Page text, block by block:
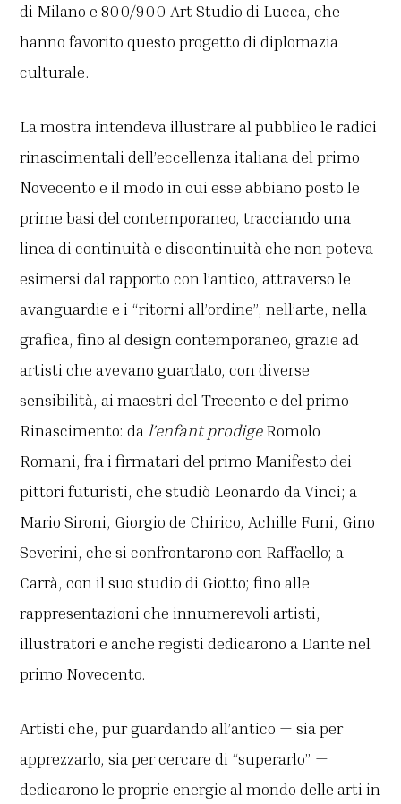
di Milano e 800/900 Art Studio di Lucca, che
hanno favorito questo progetto di diplomazia
culturale.
La mostra intendeva illustrare al pubblico le radici
rinascimentali dell’eccellenza italiana del primo
Novecento e il modo in cui esse abbiano posto le
prime basi del contemporaneo, tracciando una
linea di continuità e discontinuità che non poteva
esimersi dal rapporto con l’antico, attraverso le
avanguardie e i “ritorni all’ordine”, nell’arte, nella
grafica, fino al design contemporaneo, grazie ad
artisti che avevano guardato, con diverse
sensibilità, ai maestri del Trecento e del primo
Rinascimento: da l’enfant prodigeRomolo
Romani, fra i firmatari del primo Manifesto dei
pittori futuristi, che studiò Leonardo da Vinci; a
Mario Sironi, Giorgio de Chirico, Achille Funi, Gino
Severini, che si confrontarono con Raffaello; a
Carrà, con il suo studio di Giotto; fino alle
rappresentazioni che innumerevoli artisti,
illustratori e anche registi dedicarono a Dante nel
primo Novecento.
Artisti che, pur guardando all’antico — sia per
apprezzarlo, sia per cercare di “superarlo” —
dedicarono le proprie energie al mondo delle arti in